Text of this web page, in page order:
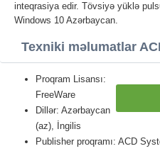
inteqrasiya edir. Tövsiyə yüklə
Windows 10 Azərbaycan.
Texniki məlumatlar
Proqram Lisansı:
FreeWare
Dillər: Azərbaycan
(az), İngilis
Publisher proqramı: ACD